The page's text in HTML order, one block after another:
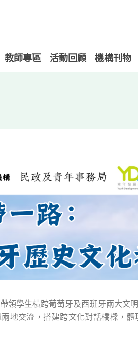
教師專區 活動回顧 機構刊物
領學生橫跨葡萄牙及西班牙兩大文
地交流，搭建跨文化對話橋樑，